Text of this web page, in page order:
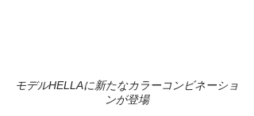
モデルHELLAに新たなカラーコンビネーショ
ンが登場